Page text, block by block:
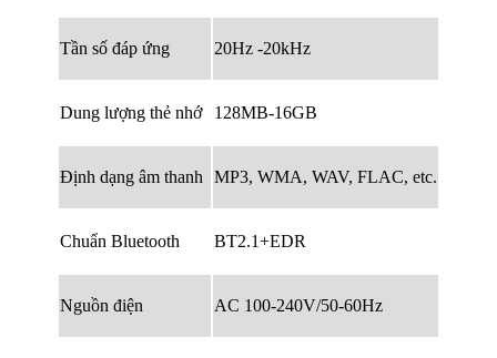
Tần số đáp ứng 20Hz -20kHz
Dung lượng thẻ nhớ 128MB-16GB
Định dạng âm thanh MP3, WMA, WAV, FLAC, etc.
Chuẩn Bluetooth BT2.1+EDR
Nguồn điện AC 100-240V/50-60Hz